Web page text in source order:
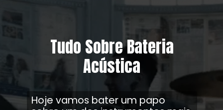
Tudo Sobre Bateria
Acústica
Hoje vamos bater um papo